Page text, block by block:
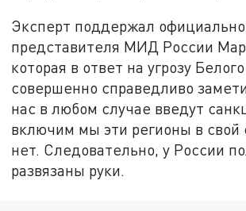
Эксперт поддержал
представителя МИД России
которая в ответ на угрозу
совершенно справедливо
нас в любом случае введут
включим мы эти регионы в свой
нет. Следовательно, у России
развязаны руки.